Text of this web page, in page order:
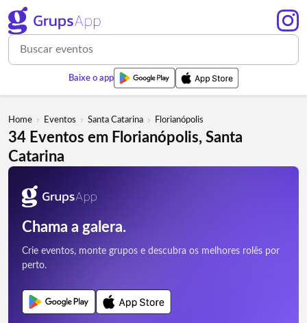
Baixe o app
Home › Eventos › Santa Catarina › Florianópolis
34 Eventos em Florianópolis, Santa
Catarina
Chama a galera.
Crie eventos, monte grupos e descubra os melhores rolês por
perto.